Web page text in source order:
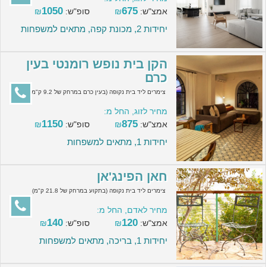
אמצ"ש:
₪675 סופ"ש: ₪1050
יחידות 2, מכונת קפה, מתאים למשפחות
הקן בית נופש רומנטי בעין
כרם
צימרים ליד בית נקופה (בעין כרם במרחק של 9.2 ק"מ)
מחיר לזוג, החל מ:
אמצ"ש:
₪875 סופ"ש: ₪1150
יחידות 1, מתאים למשפחות
חאן הפינג'אן
צימרים ליד בית נקופה (בתקוע במרחק של 21.8 ק"מ)
מחיר לאדם, החל מ:
אמצ"ש:
₪120 סופ"ש: ₪140
יחידות 1, בריכה, מתאים למשפחות